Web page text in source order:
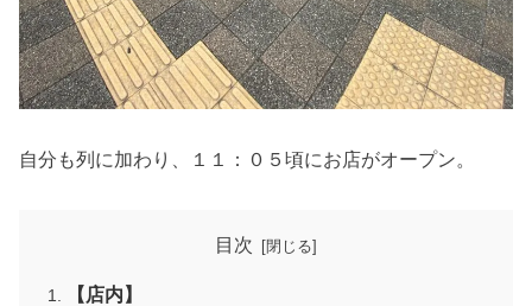
自分も列に加わり、１１：０５頃にお店がオープン。
目次
【店内】